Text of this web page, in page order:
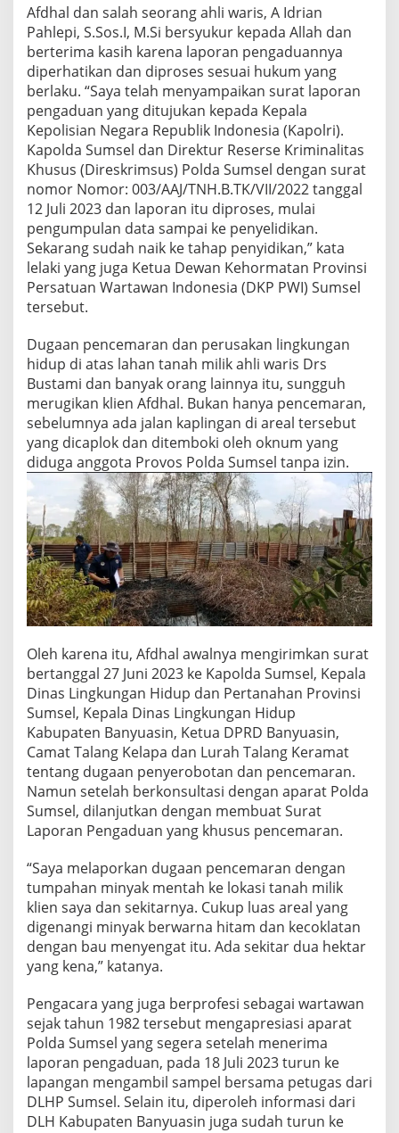
a
l
a
n
g
K
e
r
a
m
a
t
a
n
y
u
a
s
Afdhal dan salah seorang ahli waris, A Idrian
Pahlepi, S.Sos.I, M.Si bersyukur kepada Allah dan
berterima kasih karena laporan pengaduannya
diperhatikan dan diproses sesuai hukum yang
berlaku. “Saya telah menyampaikan surat laporan
pengaduan yang ditujukan kepada Kepala
Kepolisian Negara Republik Indonesia (Kapolri).
Kapolda Sumsel dan Direktur Reserse Kriminalitas
Khusus (Direskrimsus) Polda Sumsel dengan surat
nomor Nomor: 003/AAJ/TNH.B.TK/VII/2022 tanggal
12 Juli 2023 dan laporan itu diproses, mulai
pengumpulan data sampai ke penyelidikan.
Sekarang sudah naik ke tahap penyidikan,” kata
lelaki yang juga Ketua Dewan Kehormatan Provinsi
Persatuan Wartawan Indonesia (DKP PWI) Sumsel
tersebut.
Dugaan pencemaran dan perusakan lingkungan
hidup di atas lahan tanah milik ahli waris Drs
Bustami dan banyak orang lainnya itu, sungguh
merugikan klien Afdhal. Bukan hanya pencemaran,
sebelumnya ada jalan kaplingan di areal tersebut
yang dicaplok dan ditemboki oleh oknum yang
diduga anggota Provos Polda Sumsel tanpa izin.
Oleh karena itu, Afdhal awalnya mengirimkan surat
bertanggal 27 Juni 2023 ke Kapolda Sumsel, Kepala
Dinas Lingkungan Hidup dan Pertanahan Provinsi
Sumsel, Kepala Dinas Lingkungan Hidup
Kabupaten Banyuasin, Ketua DPRD Banyuasin,
Camat Talang Kelapa dan Lurah Talang Keramat
tentang dugaan penyerobotan dan pencemaran.
Namun setelah berkonsultasi dengan aparat Polda
Sumsel, dilanjutkan dengan membuat Surat
Laporan Pengaduan yang khusus pencemaran.
“Saya melaporkan dugaan pencemaran dengan
tumpahan minyak mentah ke lokasi tanah milik
klien saya dan sekitarnya. Cukup luas areal yang
digenangi minyak berwarna hitam dan kecoklatan
dengan bau menyengat itu. Ada sekitar dua hektar
yang kena,” katanya.
Pengacara yang juga berprofesi sebagai wartawan
sejak tahun 1982 tersebut mengapresiasi aparat
Polda Sumsel yang segera setelah menerima
laporan pengaduan, pada 18 Juli 2023 turun ke
lapangan mengambil sampel bersama petugas dari
DLHP Sumsel. Selain itu, diperoleh informasi dari
DLH Kabupaten Banyuasin juga sudah turun ke